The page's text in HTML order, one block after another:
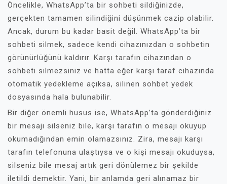
Öncelikle, WhatsApp’ta bir sohbeti sildiğinizde,
gerçekten tamamen silindiğini düşünmek cazip olabilir.
Ancak, durum bu kadar basit değil. WhatsApp’ta bir
sohbeti silmek, sadece kendi cihazınızdan o sohbetin
görünürlüğünü kaldırır. Karşı tarafın cihazından o
sohbeti silmezsiniz ve hatta eğer karşı taraf cihazında
otomatik yedekleme açıksa, silinen sohbet yedek
dosyasında hala bulunabilir.
Bir diğer önemli husus ise, WhatsApp’ta gönderdiğiniz
bir mesajı silseniz bile, karşı tarafın o mesajı okuyup
okumadığından emin olamazsınız. Zira, mesajı karşı
tarafın telefonuna ulaştıysa ve o kişi mesajı okuduysa,
silseniz bile mesaj artık geri dönülemez bir şekilde
iletildi demektir. Yani, bir anlamda geri alınamaz bir